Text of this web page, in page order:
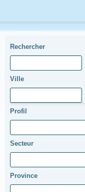
Rechercher
Ville
Profil
Secteur
Province